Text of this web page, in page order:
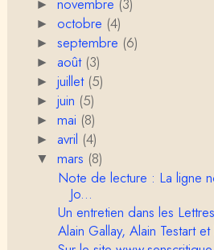
Bonjour, j'ai trouvé cette
France très stimulante, ce
Christophe Darmangeat
Lis cela (jusqu'au bout !) :
asses.net/2018/06/
Damian
Bravo et Merci pour cette
e n'a pas attendu l'époque
VB
Je trouve, au contraire, que
ravail résiste plutôt bien.
►
► octobre (4)
►septembre (6)
►août (3)
►juillet (5)
►juin (5)
►mai (8)
►avril (4)
▼mars (8)
Note de lecture : La ligne
Jo...
Un entretien dans les
Alain Gallay, Alain Testart